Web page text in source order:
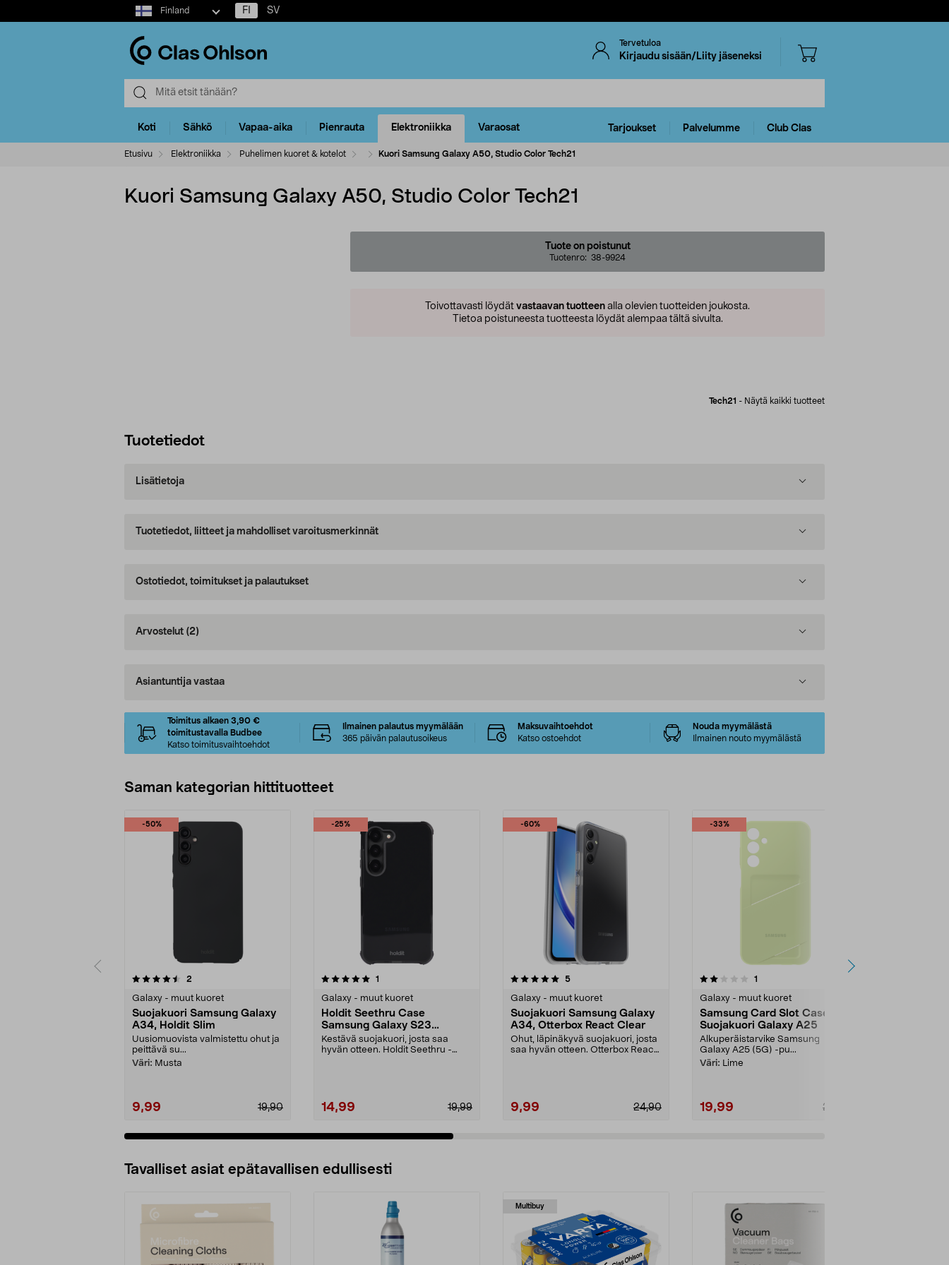
Select
market
Finland FI SV
Tervetuloa
Kirjaudu sisään/Liity jäseneksi
Koti Sähkö Vapaa-aika Pienrauta Elektroniikka Varaosat Tarjoukset Palvelumme Club Clas
Etusivu Elektroniikka Puhelimen kuoret & kotelot Kuori Samsung Galaxy A50, Studio Color Tech21
Kuori Samsung Galaxy A50, Studio Color Tech21
Tuote on poistunut
Tuotenro: 38-9924
Toivottavasti löydät vastaavan tuotteen alla olevien tuotteiden joukosta.
Tietoa poistuneesta tuotteesta löydät alempaa tältä sivulta.
Tech21 - Näytä kaikki tuotteet
Tuotetiedot
Lisätietoja
Tuotetiedot, liitteet ja mahdolliset varoitusmerkinnät
Ostotiedot, toimitukset ja palautukset
Arvostelut (2)
Asiantuntija vastaa
Toimitus alkaen 3,90 €
toimitustavalla Budbee
Katso toimitusvaihtoehdot
Ilmainen palautus myymälään
365 päivän palautusoikeus
Maksuvaihtoehdot
Katso ostoehdot
Nouda myymälästä
Ilmainen nouto myymälästä
Saman kategorian hittituotteet
-50%
2
Galaxy - muut kuoret
Suojakuori Samsung Galaxy
A34, Holdit Slim
Uusiomuovista valmistettu ohut ja
peittävä su...
Väri: Musta
9,99 19,90
-25%
5.0 viidestä
1
Galaxy - muut kuoret
Holdit Seethru Case
Samsung Galaxy S23
Suojakuori
Kestävä suojakuori, josta saa
hyvän otteen. Holdit Seethru -
14,99 19,99
-60%
5.0 viidestä
5arvostelut
Galaxy - muut kuoret
Suojakuori Samsung Galaxy
A34, Otterbox React Clear
Ohut, läpinäkyvä suojakuori, josta
saa hyvän otteen. Otterbox React
9,99 24,90
-33%
2.0 viidestä
1
Galaxy - muut kuoret
Samsung Card Slot Case
Suojakuori Galaxy A25
Alkuperäistarvike Samsung
Galaxy A25 (5G) -pu...
Väri: Lime
19,99 29,90
4.5 viidestä
Tavalliset asiat epätavallisen edullisesti
Multibuy